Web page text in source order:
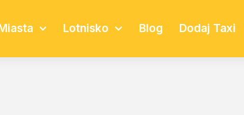
Lotnisko Blog Dodaj Taxi